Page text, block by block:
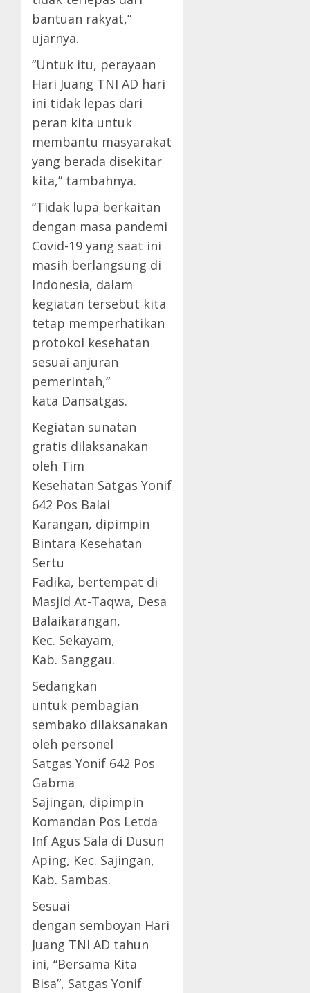
bantuan rakyat,”
ujarnya.
“Untuk itu, perayaan
Hari Juang TNI AD hari
ini tidak lepas dari
peran kita untuk
membantu masyarakat
yang berada disekitar
kita,” tambahnya.
“Tidak lupa berkaitan
dengan masa pandemi
Covid-19 yang saat ini
masih berlangsung di
Indonesia, dalam
kegiatan tersebut kita
tetap memperhatikan
protokol kesehatan
sesuai anjuran
pemerintah,”
kata Dansatgas.
Kegiatan sunatan
gratis dilaksanakan
oleh Tim
Kesehatan Satgas Yonif
642 Pos Balai
Karangan, dipimpin
Bintara Kesehatan
Sertu
Fadika, bertempat di
Masjid At-Taqwa, Desa
Balaikarangan,
Kec. Sekayam,
Kab. Sanggau.
Sedangkan
untuk pembagian
sembako dilaksanakan
oleh personel
Satgas Yonif 642 Pos
Gabma
Sajingan, dipimpin
Komandan Pos Letda
Inf Agus Sala di Dusun
Aping, Kec. Sajingan,
Kab. Sambas.
Sesuai
dengan semboyan Hari
Juang TNI AD tahun
ini, “Bersama Kita
Bisa”, Satgas Yonif